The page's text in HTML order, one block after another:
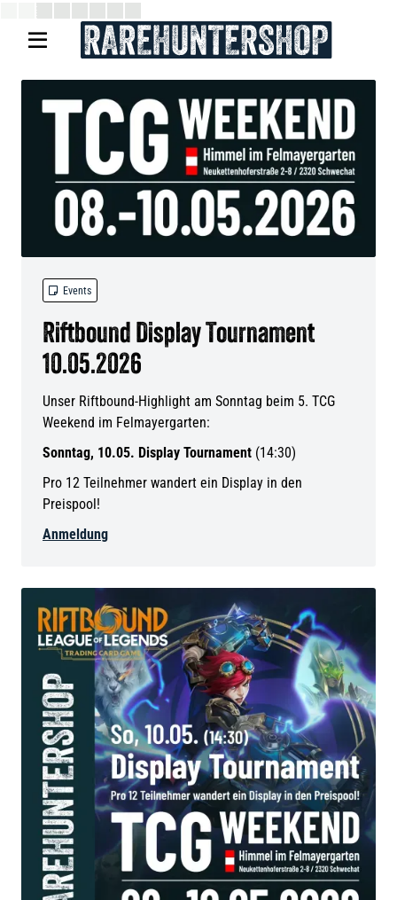

 Events
Riftbound Display Tournament
10.05.2026
Unser Riftbound-Highlight am Sonntag beim 5. TCG
Weekend im Felmayergarten:
Sonntag, 10.05. Display Tournament (14:30)
Pro 12 Teilnehmer wandert ein Display in den
Preispool!
Anmeldung